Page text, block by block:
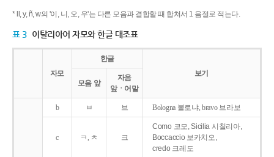
* ll, y, ñ, w의 '이, 니, 오, 우'는 다른 모음과 결합할 때 합쳐서 1 음절로 적는다.
표 3 이탈리아어 자모와 한글 대조표
자모
한글
보기
모음 앞
자음
앞ㆍ어말
b ㅂ 브 Bologna 볼로냐, bravo 브라보
c ㅋ, ㅊ 크
Como 코모, Sicilia 시칠리아,
Boccaccio 보카치오,
credo 크레도